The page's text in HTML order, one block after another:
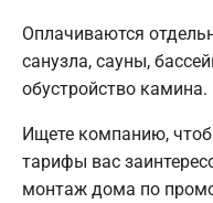
Оплачиваются
санузла, сауны,
обустройство камина.
Ищете компанию,
тарифы вас
монтаж дома по